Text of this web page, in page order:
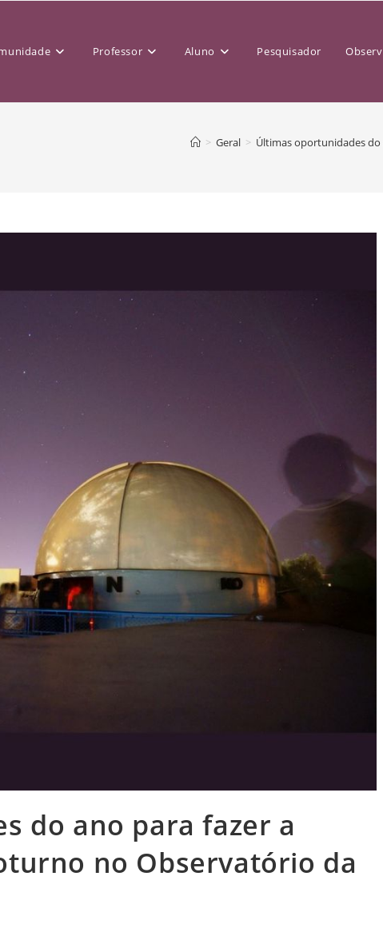
Professor Aluno Pesquisador
> Geral > Últimas oportunidades do
do ano para fazer a
no Observatório da